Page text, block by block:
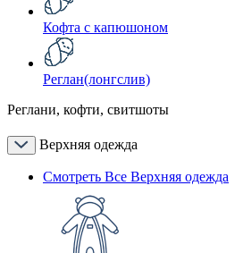
Кофта с капюшоном
Реглан(лонгслив)
Реглани, кофти, свитшоты
Верхняя одежда
Смотреть Все Верхняя одежда